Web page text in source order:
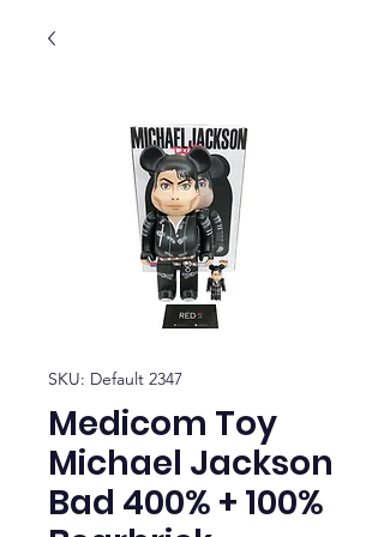
SKU: Default 2347
Medicom Toy
Michael Jackson
Bad 400% + 100%